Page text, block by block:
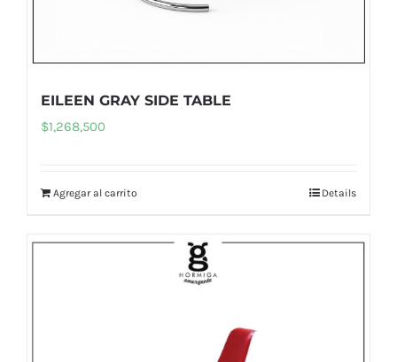
EILEEN GRAY SIDE TABLE
$1,268,500
Agregar al carrito Details